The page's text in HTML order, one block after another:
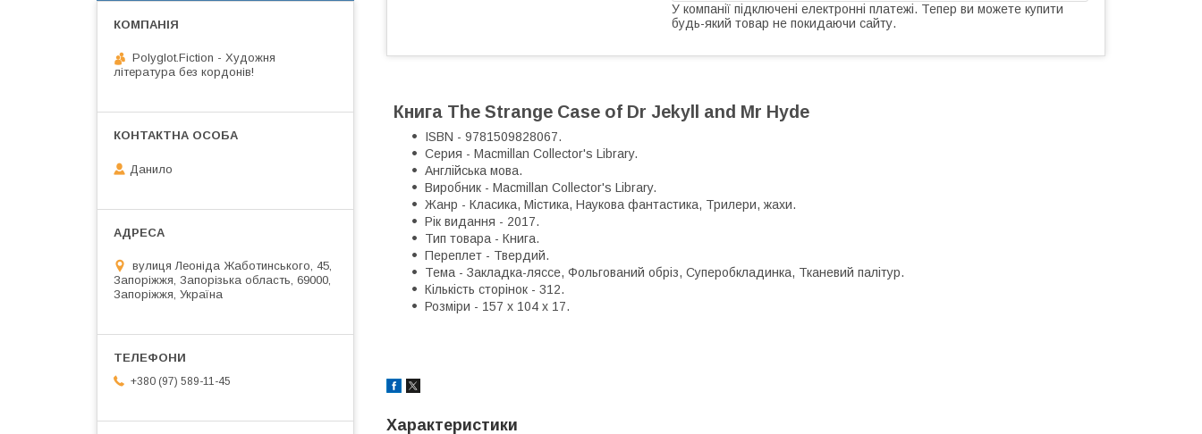
У компанії підключені електронні платежі. Тепер ви можете купити
будь-який товар не покидаючи сайту.
Книга The Strange Case of Dr Jekyll and Mr Hyde
ISBN - 9781509828067.
Серия - Macmillan Collector's Library.
Англійська мова.
Виробник - Macmillan Collector's Library.
Жанр - Класика, Містика, Наукова фантастика, Трилери, жахи.
Рік видання - 2017.
Тип товара - Книга.
Переплет - Твердий.
Тема - Закладка-ляссе, Фольгований обріз, Суперобкладинка, Тканевий палітур.
Кількість сторінок - 312.
Розміри - 157 x 104 x 17.
Характеристики
Polyglot.Fiction - Художня
література без кордонів!
Данило
вулиця Леоніда Жаботинського, 45,
Запоріжжя, Запорізька область, 69000,
Запоріжжя, Україна
+380 (97) 589-11-45